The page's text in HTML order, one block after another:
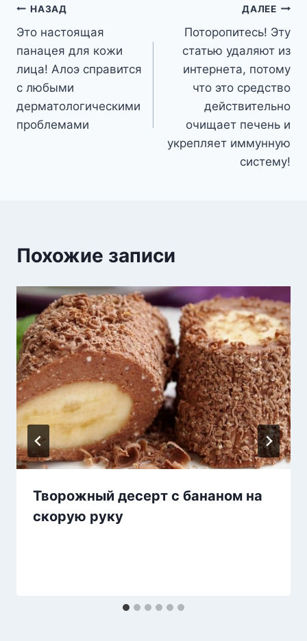
Навигация
по
записям
НАЗАД
Это настоящая
панацея для кожи
лица! Алоэ справится
с любыми
дерматологическими
проблемами
ДАЛЕЕ
Поторопитесь! Эту
статью удаляют из
интернета, потому
что это средство
действительно
очищает печень и
укрепляет иммунную
систему!
Похожие записи
Творожный десерт с бананом на
скорую руку